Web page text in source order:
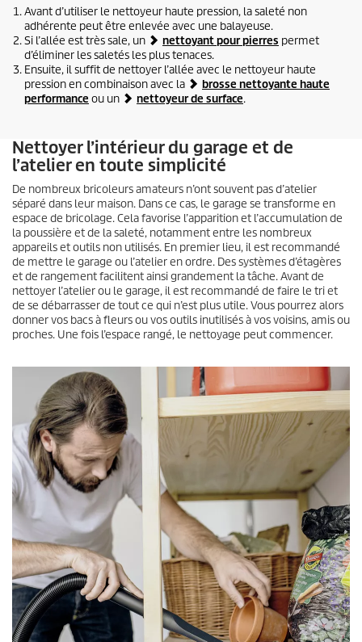
Avant d’utiliser le nettoyeur haute pression, la saleté non
adhérente peut être enlevée avec une balayeuse.
Si l’allée est très sale, un
nettoyant pour pierres permet
d’éliminer les saletés les plus tenaces.
Ensuite, il suffit de nettoyer l’allée avec le nettoyeur haute
pression en combinaison avec la
brosse nettoyante haute
performance ou un nettoyeur de surface.
Nettoyer l’intérieur du garage et de
l’atelier en toute simplicité
De nombreux bricoleurs amateurs n’ont souvent pas d’atelier
séparé dans leur maison. Dans ce cas, le garage se transforme en
espace de bricolage. Cela favorise l’apparition et l’accumulation de
la poussière et de la saleté, notamment entre les nombreux
appareils et outils non utilisés. En premier lieu, il est recommandé
de mettre le garage ou l’atelier en ordre. Des systèmes d’étagères
et de rangement facilitent ainsi grandement la tâche. Avant de
nettoyer l’atelier ou le garage, il est recommandé de faire le tri et
de se débarrasser de tout ce qui n’est plus utile. Vous pourrez alors
donner vos bacs à fleurs ou vos outils inutilisés à vos voisins, amis ou
proches. Une fois l’espace rangé, le nettoyage peut commencer.